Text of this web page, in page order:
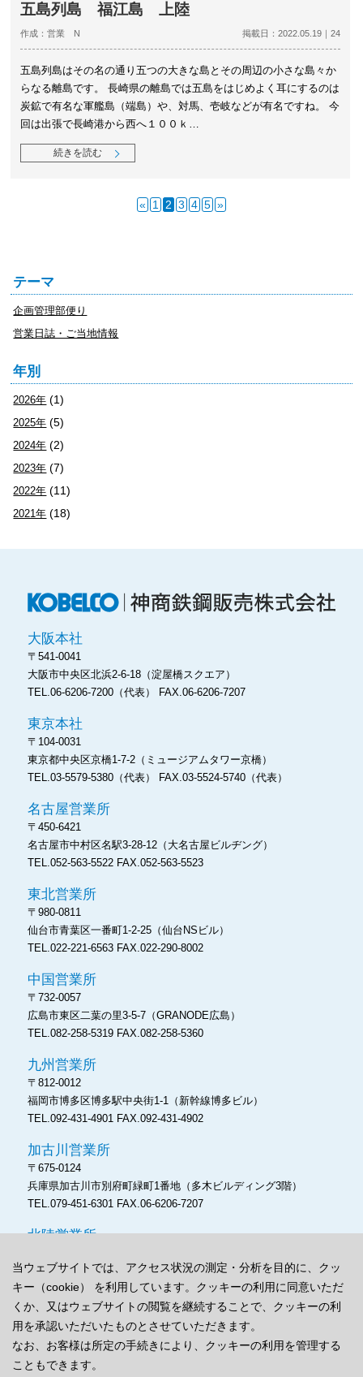
当ウェブサイトでは、アクセス状況の測定・分析を目的に、クッ
キー（cookie） を利用しています。クッキーの利用に同意いただ
くか、又はウェブサイトの閲覧を継続することで、クッキーの利
用を承認いただいたものとさせていただきます。
なお、お客様は所定の手続きにより、クッキーの利用を管理する
こともできます。
五島列島 福江島 上陸
作成：営業 N 掲載日：2022.05.19｜24
五島列島はその名の通り五つの大きな島とその周辺の小さな島々か
らなる離島です。 長崎県の離島では五島をはじめよく耳にするのは
炭鉱で有名な軍艦島（端島）や、対馬、壱岐などが有名ですね。 今
回は出張で長崎港から西へ１００ｋ…
続きを読む
« 1 2 3 4 5 »
テーマ
企画管理部便り
営業日誌・ご当地情報
年別
2026年 (1)
2025年 (5)
2024年 (2)
2023年 (7)
2022年 (11)
2021年 (18)
大阪本社
〒541-0041
大阪市中央区北浜2-6-18（淀屋橋スクエア）
TEL.06-6206-7200（代表）
FAX.06-6206-7207
東京本社
〒104-0031
東京都中央区京橋1-7-2（ミュージアムタワー京橋）
TEL.03-5579-5380（代表）
FAX.03-5524-5740（代表）
名古屋営業所
〒450-6421
名古屋市中村区名駅3-28-12（大名古屋ビルヂング）
TEL.052-563-5522FAX.052-563-5523
東北営業所
〒980-0811
仙台市青葉区一番町1-2-25（仙台NSビル）
TEL.022-221-6563FAX.022-290-8002
中国営業所
〒732-0057
広島市東区二葉の里3-5-7（GRANODE広島）
TEL.082-258-5319FAX.082-258-5360
九州営業所
〒812-0012
福岡市博多区博多駅中央街1-1（新幹線博多ビル）
TEL.092-431-4901FAX.092-431-4902
加古川営業所
〒675-0124
兵庫県加古川市別府町緑町1番地（多木ビルディング3階）
TEL.079-451-6301FAX.06-6206-7207
北陸営業所
富山市桜橋通り3‐1（富山電気ビルディング本館）
TEL.076-486-8171FAX.06-6206-7207